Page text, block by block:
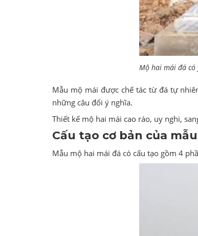
Mộ hai mái đá
Mẫu mộ mái được chế tác từ đá tự
những câu đối ý nghĩa.
Thiết kế mộ hai mái cao ráo, uy nghi,
Cấu tạo cơ bản của
Mẫu mộ hai mái đá có cấu tạo gồm 4